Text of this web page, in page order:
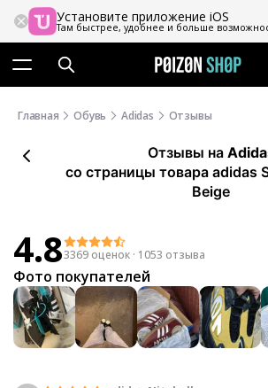
Установите приложение iOS
Там быстрее, удобнее и больше
Главная Обувь Adidas Отзывы
Отзывы на
со страницы товара adidas
Beige
4.83369 оценок · 1053 отзыва
Фото покупателей